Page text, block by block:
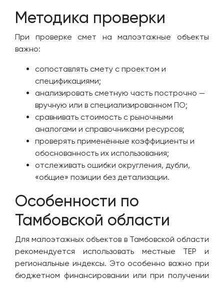
Методика проверки
При проверке смет на малоэтажные объекты
важно:
сопоставлять смету с проектом и
спецификациями;
анализировать сметную часть построчно —
вручную или в специализированном ПО;
сравнивать стоимость с рыночными
аналогами и справочниками ресурсов;
проверять применённые коэффициенты и
обоснованность их использования;
отслеживать ошибки округления, дубли,
«общие» позиции без детализации.
Особенности по
Тамбовской области
Для малоэтажных объектов в Тамбовской области
рекомендуется использовать местные ТЕР и
региональные индексы. Это особенно важно при
бюджетном финансировании или при получении